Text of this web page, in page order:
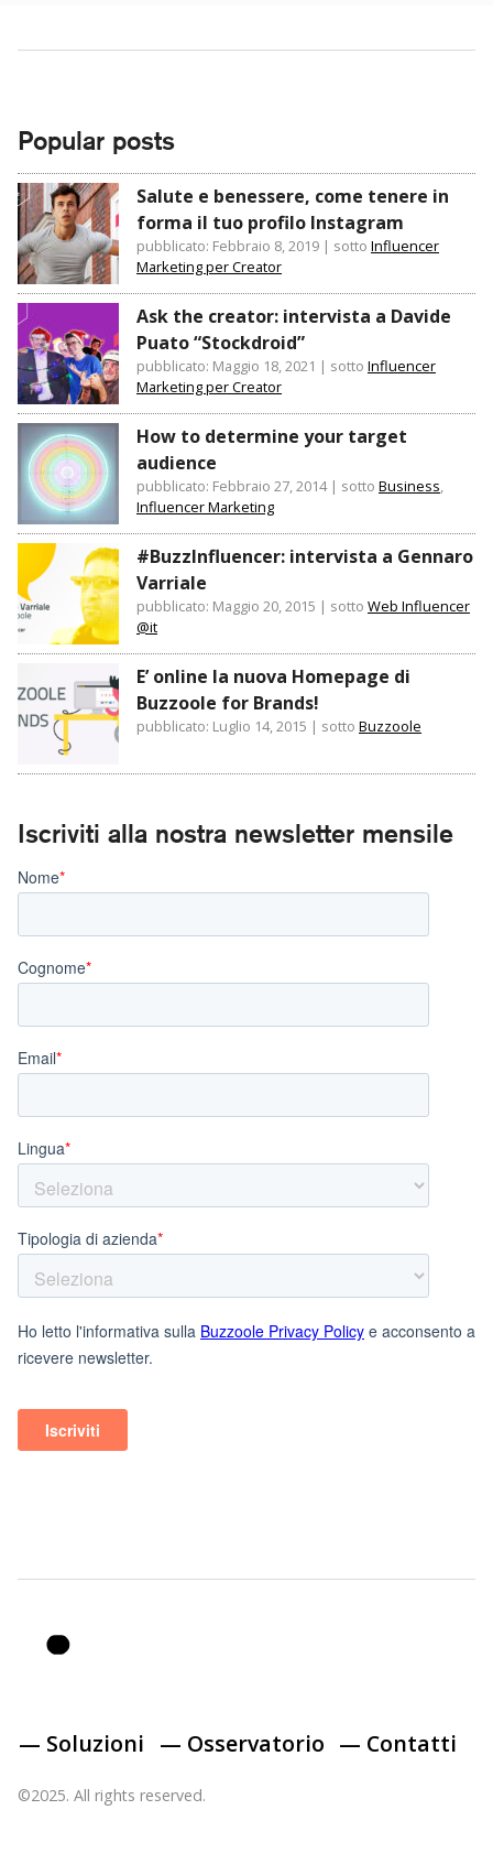
Popular posts
Salute e benessere, come tenere in
forma il tuo profilo Instagram
pubblicato: Febbraio 8, 2019 | sotto Influencer
Marketing per Creator
Ask the creator: intervista a Davide
Puato “Stockdroid”
pubblicato: Maggio 18, 2021 | sotto Influencer
Marketing per Creator
How to determine your target
audience
pubblicato: Febbraio 27, 2014| sotto Business
Influencer Marketing
#BuzzInfluencer: intervista a Gennaro
Varriale
pubblicato: Maggio 20, 2015 | sotto Web Influencer
@it
E’ online la nuova Homepage di
Buzzoole for Brands!
pubblicato: Luglio 14, 2015 | sotto Buzzoole
Iscriviti alla nostra newsletter mensile
— Soluzioni — Osservatorio — Contatti
©2025. All rights reserved.